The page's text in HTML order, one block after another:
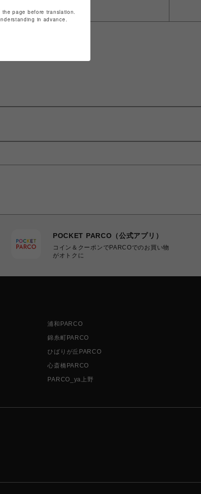
POCKET PARCO（公式アプリ）
コイン＆クーポンでPARCOでのお買い物
がオトクに
浦和PARCO
錦糸町PARCO
ひばりが丘PARCO
心斎橋PARCO
PARCO_ya上野
page before translation.
in advance.